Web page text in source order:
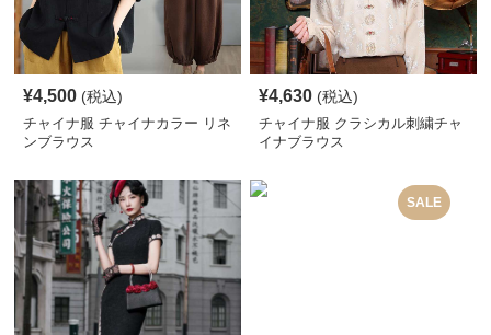
¥4,500 (税込)
チャイナ服 チャイナカラー リネ
ンブラウス
¥4,630 (税込)
チャイナ服 クラシカル刺繍チャ
イナブラウス
SALE